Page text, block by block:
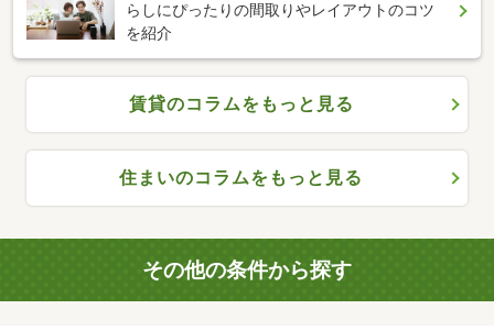
らしにぴったりの間取りやレイアウトのコツ
を紹介
賃貸のコラムをもっと見る
住まいのコラムをもっと見る
その他の条件から探す